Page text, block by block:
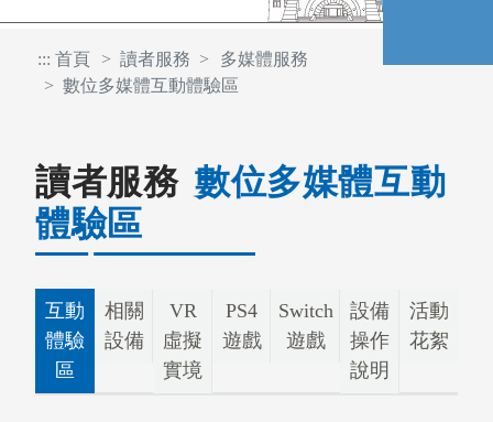
圖書館空間
座位預約
::: 首頁 讀者服務
多媒體服務
數位多媒體互動體驗區
讀者服務 數位多媒體互動
體驗區
互動
體驗
區
相關
設備
VR
虛擬
實境
PS4
遊戲
Switch
遊戲
設備
操作
說明
活動
花絮